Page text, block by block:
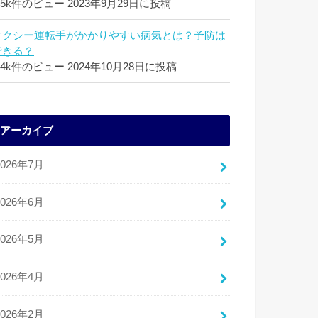
件のビュー 2023年9月29日に投稿
クシー運転手がかかりやすい病気とは？予防は
る？
件のビュー 2024年10月28日に投稿
アーカイブ
年7月
年6月
年5月
年4月
年2月